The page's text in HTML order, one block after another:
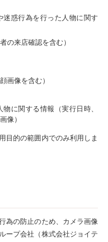
惑行為を行った人物に関す
の来店確認を含む）
画像を含む）
に関する情報（実行日時、
像）
目的の範囲内でのみ利用しま
為の防止のため、カメラ画像
ープ会社（株式会社ジョイテ